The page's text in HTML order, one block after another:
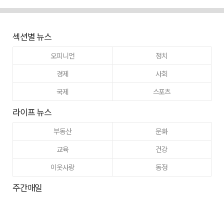
섹션별 뉴스
오피니언
정치
경제
사회
국제
스포츠
라이프 뉴스
부동산
문화
교육
건강
이웃사랑
동정
주간매일